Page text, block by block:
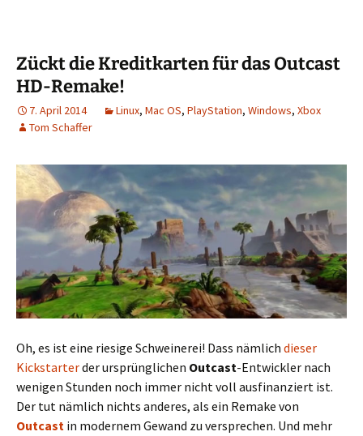
Zückt die Kreditkarten für das Outcast
HD-Remake!
7. April 2014 Linux, Mac OS, PlayStation, Windows, Xbox
Tom Schaffer
Oh, es ist eine riesige Schweinerei! Dass nämlich dieser
Kickstarterder ursprünglichen Outcast-Entwickler nach
wenigen Stunden noch immer nicht voll ausfinanziert ist.
Der tut nämlich nichts anderes, als ein Remake von
Outcast in modernem Gewand zu versprechen. Und mehr